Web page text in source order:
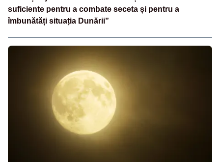
suficiente pentru a combate seceta și pentru a
îmbunătăți situația Dunării”